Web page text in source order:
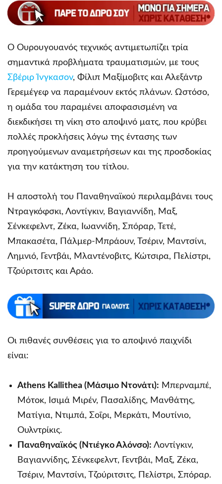
Ο Ουρουγουανός τεχνικός αντιμετωπίζει τρία
σημαντικά προβλήματα τραυματισμών, με τους
Σβέριρ Ίνγκασον, Φίλιπ Μαξίμοβιτς και Αλεξάντρ
Γερεμέγεφ να παραμένουν εκτός πλάνων. Ωστόσο,
η ομάδα του παραμένει αποφασισμένη να
διεκδικήσει τη νίκη στο αποψινό ματς, που κρύβει
πολλές προκλήσεις λόγω της έντασης των
προηγούμενων αναμετρήσεων και της προσδοκίας
για την κατάκτηση του τίτλου.
Η αποστολή του Παναθηναϊκού περιλαμβάνει τους
Ντραγκόφσκι, Λοντίγκιν, Βαγιαννίδη, Μαξ,
Σένκεφελντ, Ζέκα, Ιωαννίδη, Σπόραρ, Τετέ,
Μπακασέτα, Πάλμερ-Μπράουν, Τσέριν, Μαντσίνι,
Λημνιό, Γεντβάι, Μλαντένοβιτς, Κώτσιρα, Πελίστρι,
Τζούριτσιτς και Αράο.
Οι πιθανές συνθέσεις για το αποψινό παιχνίδι
είναι:
Athens Kallithea (Μάσιμο Ντονάτι): Μπερναμπέ,
Μότοκ, Ισιμά Μιρέν, Πασαλίδης, Μανθάτης,
Ματίγια, Ντιμπά, Σοΐρι, Μερκάτι, Μουτίνιο,
Ουλντρίκις.
Παναθηναϊκός (Ντιέγκο Αλόνσο): Λοντίγκιν,
Βαγιαννίδης, Σένκεφελντ, Γεντβάι, Μαξ, Ζέκα,
Τσέριν, Μαντσίνι, Τζούριτσιτς, Πελίστρι, Σπόραρ.